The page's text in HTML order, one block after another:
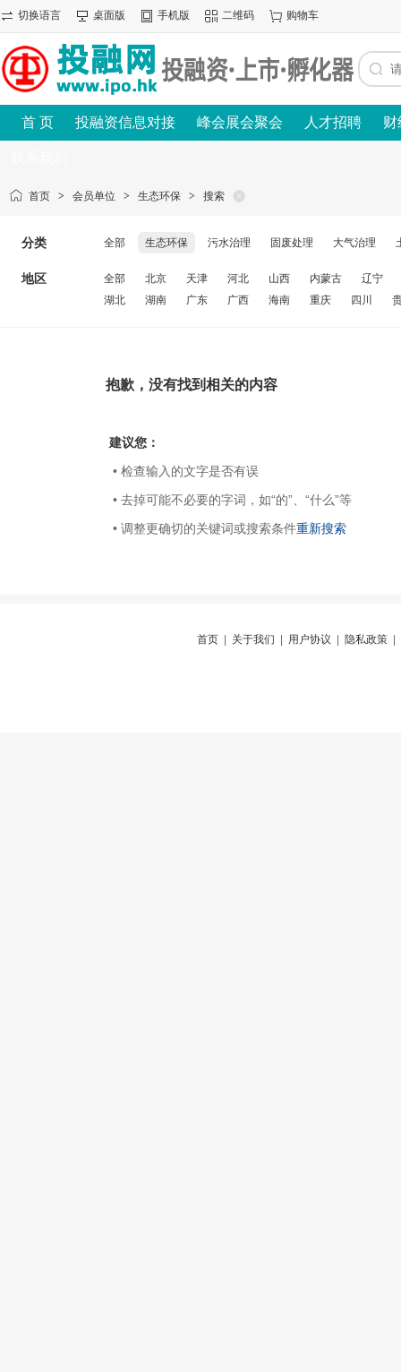
切换语言 桌面版 手机版 二维码 购物车
首 页 投融资信息对接 峰会展会聚会 人才招聘 财
首页 > 会员单位 > 生态环保 > 搜索
分类 全部 生态环保 污水治理 固废处理 大气治理
地区 全部 北京 天津 河北 山西 内蒙古
辽宁
湖北
湖南 广东 广西 海南 重庆 四川
抱歉，没有找到相关的内容
建议您：
• 检查输入的文字是否有误
• 去掉可能不必要的字词，如“的”、“什么”等
• 调整更确切的关键词或搜索条件重新搜索
首页 关于我们 用户协议 隐私政策